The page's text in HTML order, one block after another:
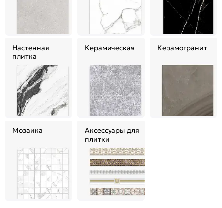
Настенная
плитка
Керамическая Керамогранит
Мозаика
Аксессуары для
плитки